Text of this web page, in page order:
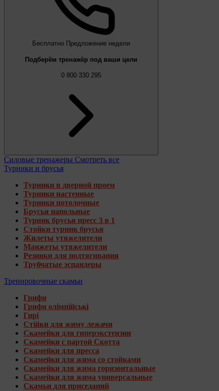
Бесплатно Предложение недели
Подберём тренажёр под ваши цели
0 800 330 295
Силовые тренажеры Смотреть все
Турники и брусья
Турники в дверной проем
Турники настенные
Турники потолочные
Брусья напольные
Турник брусья пресс 3 в 1
Стойки турник брусья
Жилеты утяжелители
Манжеты утяжелители
Резинки для подтягивания
Трубчатые эспандеры
Тренировочные скамьи
Грифи
Грифи олімпійські
Гирі
Стійки для жиму лежачи
Скамейки для гиперэкстензии
Скамейки с партой Скотта
Скамейки для пресса
Скамейки для жима со стойками
Скамейки для жима горизонтальные
Скамейки для жима универсальные
Скамьи для приседаний